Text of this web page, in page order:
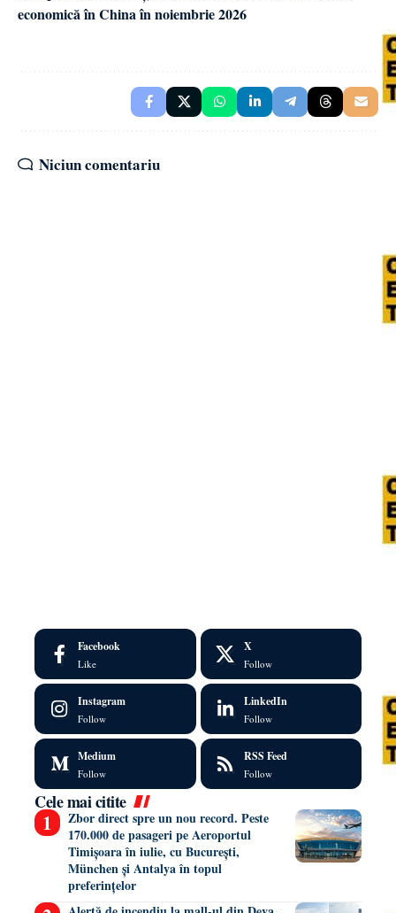
economică în China în noiembrie 2026
Niciun comentariu
Facebook
Like
X
Follow
Instagram
Follow
LinkedIn
Follow
Medium
Follow
RSS Feed
Follow
Cele mai citite
Zbor direct spre un nou record. Peste
170.000 de pasageri pe Aeroportul
Timișoara în iulie, cu București,
München și Antalya în topul
preferințelor